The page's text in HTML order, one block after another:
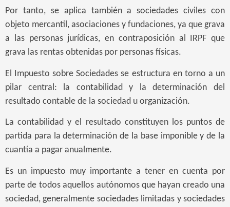
Por tanto, se aplica también a sociedades civiles con
objeto mercantil, asociaciones y fundaciones, ya que grava
a las personas jurídicas, en contraposición al IRPF que
grava las rentas obtenidas por personas físicas.
El Impuesto sobre Sociedades se estructura en torno a un
pilar central: la contabilidad y la determinación del
resultado contable de la sociedad u organización.
La contabilidad y el resultado constituyen los puntos de
partida para la determinación de la base imponible y de la
cuantía a pagar anualmente.
Es un impuesto muy importante a tener en cuenta por
parte de todos aquellos autónomos que hayan creado una
sociedad, generalmente sociedades limitadas y sociedades